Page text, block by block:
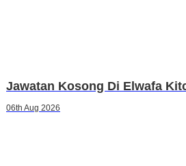
Jawatan Kosong Di Elwafa
06th Aug 2026